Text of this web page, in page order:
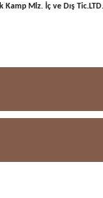
Kamp Mlz. İç ve Dış